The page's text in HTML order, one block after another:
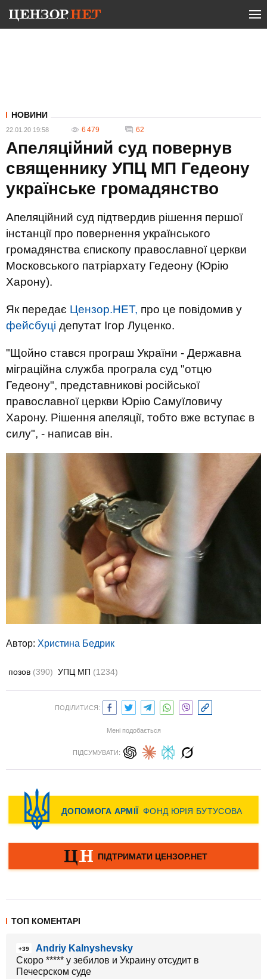
НОВИНИ
22.01.20 19:58 6 479 62
Апеляційний суд повернув
священнику УПЦ МП Гедеону
українське громадянство
Апеляційний суд підтвердив рішення першої
інстанції про повернення українського
громадянства єпископу православної церкви
Московського патріархату Гедеону (Юрію
Харону).
Як передає Цензор.НЕТ, про це повідомив у
фейсбуці депутат Ігор Луценко.
"Щойно стався програш України - Державна
міграційна служба програла суд "отцю
Гедеону", представникові російської
православної церкви Юрію Самуїловичу
Харону. Рішення апеляції, тобто вже вступає в
силу", - написав він.
Автор: Христина Бедрик
позов (390) УПЦ МП (1234)
ПОДІЛИТИСЯ:
Мені подобається
ПІДСУМУВАТИ:
ТОП КОМЕНТАРІ
+39
Andriy Kalnyshevsky
Скоро ***** у зебилов и Украину отсудит в
Печесрском суде